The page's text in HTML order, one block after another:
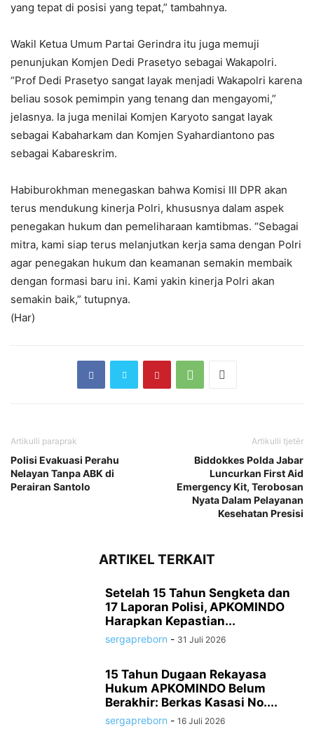
yang tepat di posisi yang tepat,” tambahnya.
Wakil Ketua Umum Partai Gerindra itu juga memuji
penunjukan Komjen Dedi Prasetyo sebagai Wakapolri.
“Prof Dedi Prasetyo sangat layak menjadi Wakapolri karena
beliau sosok pemimpin yang tenang dan mengayomi,”
jelasnya. Ia juga menilai Komjen Karyoto sangat layak
sebagai Kabaharkam dan Komjen Syahardiantono pas
sebagai Kabareskrim.
Habiburokhman menegaskan bahwa Komisi III DPR akan
terus mendukung kinerja Polri, khususnya dalam aspek
penegakan hukum dan pemeliharaan kamtibmas. “Sebagai
mitra, kami siap terus melanjutkan kerja sama dengan Polri
agar penegakan hukum dan keamanan semakin membaik
dengan formasi baru ini. Kami yakin kinerja Polri akan
semakin baik,” tutupnya.
(Har)
Artikulli paraprak
Polisi Evakuasi Perahu
Nelayan Tanpa ABK di
Perairan Santolo
Artikulli tjetër
Biddokkes Polda Jabar
Luncurkan First Aid
Emergency Kit, Terobosan
Nyata Dalam Pelayanan
Kesehatan Presisi
ARTIKEL TERKAIT
Setelah 15 Tahun Sengketa dan
17 Laporan Polisi, APKOMINDO
Harapkan Kepastian...
sergapreborn - 31 Juli 2026
15 Tahun Dugaan Rekayasa
Hukum APKOMINDO Belum
Berakhir: Berkas Kasasi No....
sergapreborn - 16 Juli 2026